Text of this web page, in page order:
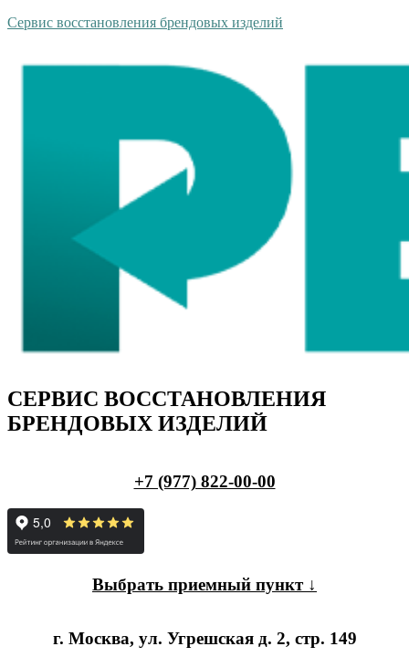
Сервис восстановления брендовых изделий
СЕРВИС ВОССТАНОВЛЕНИЯ
БРЕНДОВЫХ ИЗДЕЛИЙ
+7 (977) 822-00-00
Выбрать приемный пункт ↓
г. Москва, ул. Угрешская д. 2, стр. 149